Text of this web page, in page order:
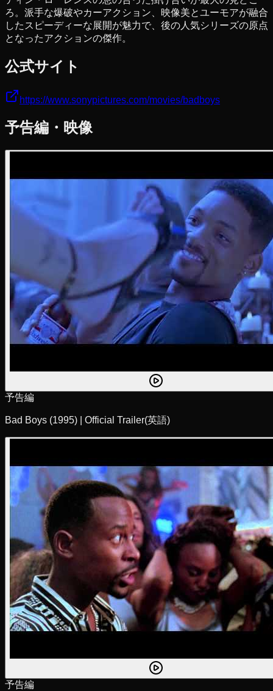
ろ。派手な爆破やカーアクション、映像美とユーモアが融合
したスピーディーな展開が魅力で、後の人気シリーズの原点
となったアクションの傑作。
公式サイト
https://www.sonypictures.com/movies/badboys
予告編・映像
予告編
Bad Boys (1995) | Official Trailer(英語)
予告編